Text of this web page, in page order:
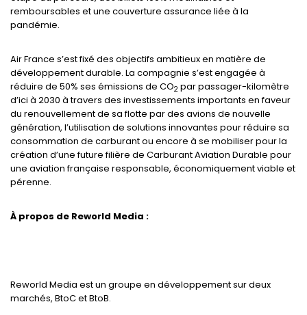
remboursables et une couverture assurance liée à la
pandémie.
Air France s’est fixé des objectifs ambitieux en matière de
développement durable. La compagnie s’est engagée à
réduire de 50% ses émissions de CO2 par passager-kilomètre
d’ici à 2030 à travers des investissements importants en faveur
du renouvellement de sa flotte par des avions de nouvelle
génération, l’utilisation de solutions innovantes pour réduire sa
consommation de carburant ou encore à se mobiliser pour la
création d’une future filière de Carburant Aviation Durable pour
une aviation française responsable, économiquement viable et
pérenne.
À propos de Reworld Media :
Reworld Media est un groupe en développement sur deux
marchés, BtoC et BtoB.